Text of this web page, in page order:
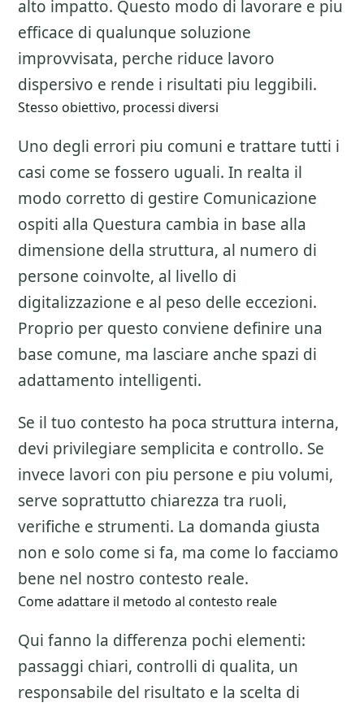
alto impatto. Questo modo di lavorare e piu
efficace di qualunque soluzione
improvvisata, perche riduce lavoro
dispersivo e rende i risultati piu leggibili.
Stesso obiettivo, processi diversi
Uno degli errori piu comuni e trattare tutti i
casi come se fossero uguali. In realta il
modo corretto di gestire Comunicazione
ospiti alla Questura cambia in base alla
dimensione della struttura, al numero di
persone coinvolte, al livello di
digitalizzazione e al peso delle eccezioni.
Proprio per questo conviene definire una
base comune, ma lasciare anche spazi di
adattamento intelligenti.
Se il tuo contesto ha poca struttura interna,
devi privilegiare semplicita e controllo. Se
invece lavori con piu persone e piu volumi,
serve soprattutto chiarezza tra ruoli,
verifiche e strumenti. La domanda giusta
non e solo come si fa, ma come lo facciamo
bene nel nostro contesto reale.
Come adattare il metodo al contesto reale
Qui fanno la differenza pochi elementi:
passaggi chiari, controlli di qualita, un
responsabile del risultato e la scelta di